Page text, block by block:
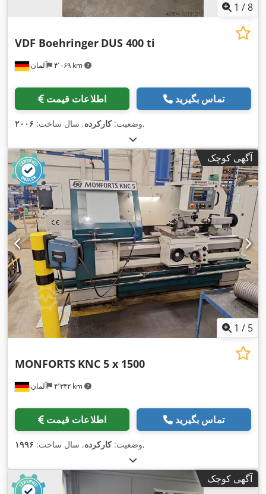
1 /8
آلمان ۴٬۰۶۹ km
VDF Boehringer DUS 400 ti
اطلاعات قیمت تماس بگیرید
وضعیت:کارکرده, سال ساخت: ۲۰۰۶ ,
آگهی کوچک
1 / 5
آلمان ۴٬۳۴۲ km
MONFORTS KNC 5 x 1500
اطلاعات قیمت تماس بگیرید
وضعیت:کارکرده, سال ساخت: ۱۹۹۶ ,
آگهی کوچک